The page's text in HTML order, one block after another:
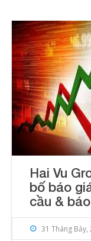
Hai Vu
bố báo
cầu &
31 Tháng Bảy,